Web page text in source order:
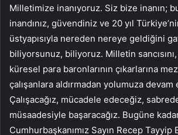
Milletimize inanıyoruz. Siz bize inanın;
inandınız, güvendiniz ve 20 yıl
üstyapısıyla nereden nereye geldiğini
biliyorsunuz, biliyoruz. Milletin sancısını,
küresel para baronlarının çıkarlarına
çalışanlara aldırmadan yolumuza devam
Çalışacağız, mücadele edeceğiz,
müsaadesiyle başaracağız. Bugüne
Cumhurbaşkanımız Sayın Recep Tayyip